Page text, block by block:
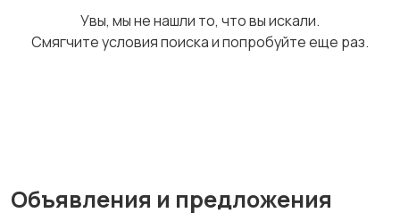
Увы, мы не нашли то, что вы искали.
Смягчите условия поиска и попробуйте еще раз.
Объявления и предложения